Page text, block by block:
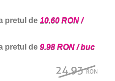
pretul de 10.60 RON /
pretul de 9.98 RON / buc
24.93RON